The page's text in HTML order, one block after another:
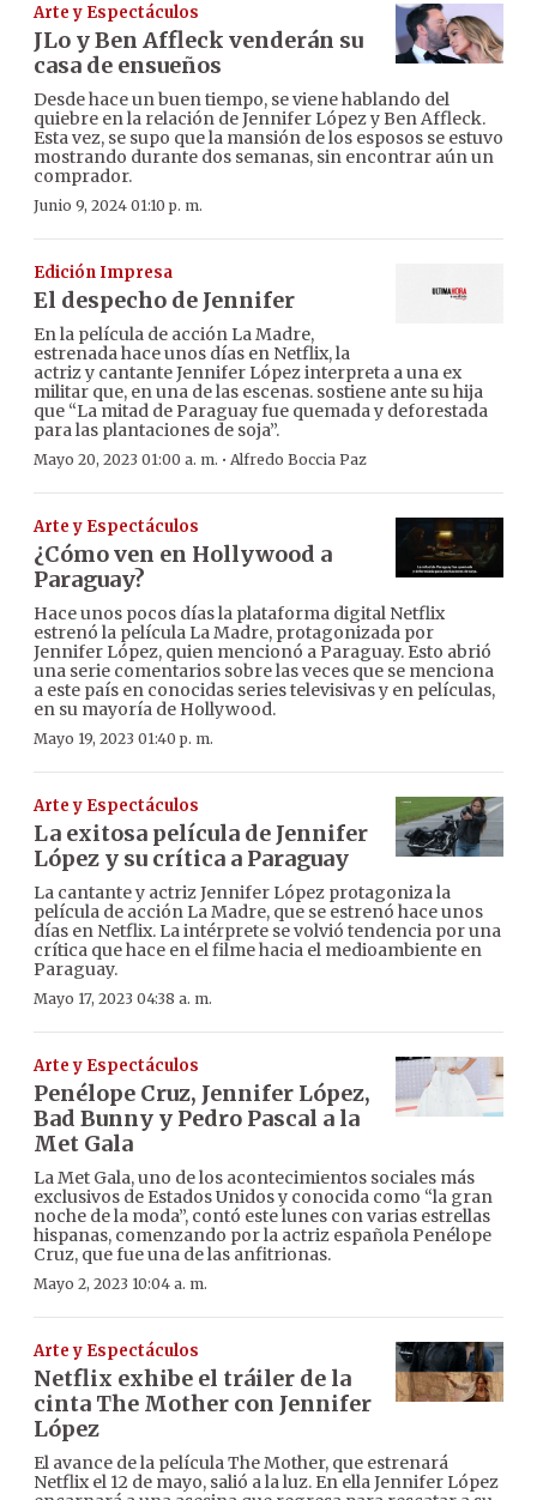
Arte y Espectáculos
JLo y Ben Affleck venderán su
casa de ensueños
Desde hace un buen tiempo, se viene hablando del
quiebre en la relación de Jennifer López y Ben Affleck.
Esta vez, se supo que la mansión de los esposos se estuvo
mostrando durante dos semanas, sin encontrar aún un
comprador.
Junio 9, 2024 01:10 p. m.
Edición Impresa
El despecho de Jennifer
En la película de acción La Madre,
estrenada hace unos días en Netflix, la
actriz y cantante Jennifer López interpreta a una ex
militar que, en una de las escenas. sostiene ante su hija
que “La mitad de Paraguay fue quemada y deforestada
para las plantaciones de soja”.
Mayo 20, 2023 01:00 a. m. · Alfredo Boccia Paz
Arte y Espectáculos
¿Cómo ven en Hollywood a
Paraguay?
Hace unos pocos días la plataforma digital Netflix
estrenó la película La Madre, protagonizada por
Jennifer López, quien mencionó a Paraguay. Esto abrió
una serie comentarios sobre las veces que se menciona
a este país en conocidas series televisivas y en películas,
en su mayoría de Hollywood.
Mayo 19, 2023 01:40 p. m.
Arte y Espectáculos
La exitosa película de Jennifer
López y su crítica a Paraguay
La cantante y actriz Jennifer López protagoniza la
película de acción La Madre, que se estrenó hace unos
días en Netflix. La intérprete se volvió tendencia por una
crítica que hace en el filme hacia el medioambiente en
Paraguay.
Mayo 17, 2023 04:38 a. m.
Arte y Espectáculos
Penélope Cruz, Jennifer López,
Bad Bunny y Pedro Pascal a la
Met Gala
La Met Gala, uno de los acontecimientos sociales más
exclusivos de Estados Unidos y conocida como “la gran
noche de la moda”, contó este lunes con varias estrellas
hispanas, comenzando por la actriz española Penélope
Cruz, que fue una de las anfitrionas.
Mayo 2, 2023 10:04 a. m.
Arte y Espectáculos
Netflix exhibe el tráiler de la
cinta The Mother con Jennifer
López
El avance de la película The Mother, que estrenará
Netflix el 12 de mayo, salió a la luz. En ella Jennifer López